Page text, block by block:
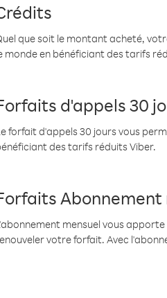
que soit le montant acheté,
monde en bénéficiant des tarifs
d'appels 30
forfait d'appels 30 jours vous
des tarifs réduits Viber.
Abonnement
mensuel vous
votre forfait. Avec